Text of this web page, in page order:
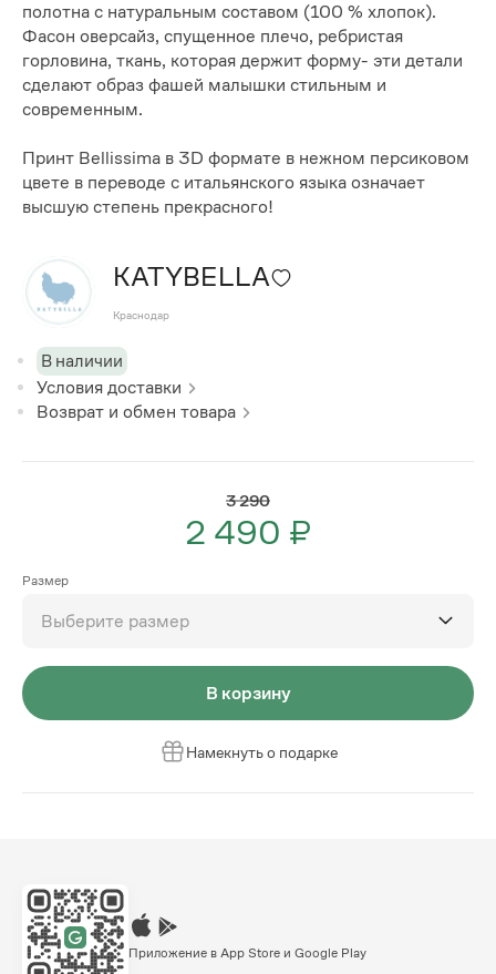
полотна с натуральным составом (100 % хлопок).
Фасон оверсайз, спущенное плечо, ребристая
горловина, ткань, которая держит форму- эти детали
сделают образ фашей малышки стильным и
современным.
Принт Bellissima в 3D формате в нежном персиковом
цвете в переводе с итальянского языка означает
высшую степень прекрасного!
KATYBELLA
Краснодар
В наличии
Условия доставки
Возврат и обмен товара
3 290
2 490 ₽
Размер
Выберите размер
В корзину
Намекнуть о подарке
Приложение в App Store и Google Play